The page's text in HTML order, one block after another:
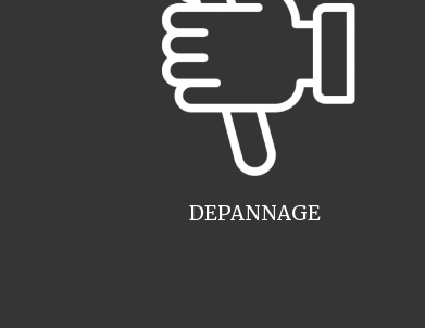
DEPANNAGE